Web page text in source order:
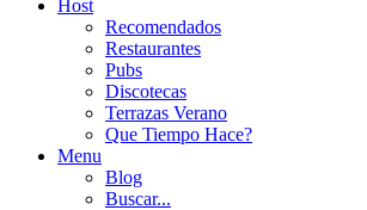
Host
Recomendados
Restaurantes
Pubs
Discotecas
Terrazas Verano
Que Tiempo Hace?
Menu
Blog
Buscar...